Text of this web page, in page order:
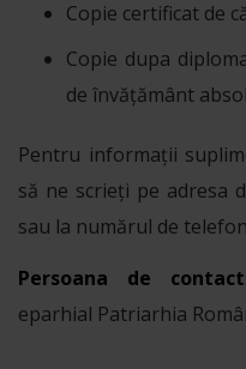
Copie certificat de
Copie dupa
de învăţământ
Pentru informații
să ne scrieți pe adresa
sau la numărul de
Persoana de contact
eparhial Patriarhia